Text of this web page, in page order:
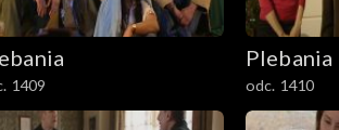
1409
Plebania
odc. 1410